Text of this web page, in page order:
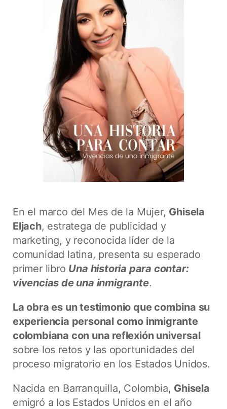
En el marco del Mes de la Mujer, Ghisela
Eljach, estratega de publicidad y
marketing, y reconocida líder de la
comunidad latina, presenta su esperado
primer libro Una historia para contar:
vivencias de una inmigrante.
La obra es un testimonio que combina su
experiencia personal como inmigrante
colombiana con una reflexión universal
sobre los retos y las oportunidades del
proceso migratorio en los Estados Unidos.
Nacida en Barranquilla, Colombia, Ghisela
emigró a los Estados Unidos en el año